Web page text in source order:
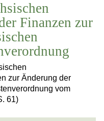
Finanzen zur
zur Änderung der
vom
61)